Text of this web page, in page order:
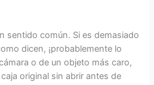
sentido común. Si es demasiado
dicen, ¡probablemente lo
o de un objeto más caro,
original sin abrir antes de